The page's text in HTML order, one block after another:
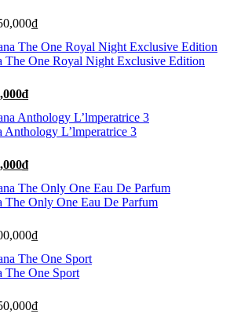
₫
The One Royal Night Exclusive Edition
₫Giá
tại
là:
Anthology L’lmperatrice 3
₫Giá
tại
là:
The Only One Eau De Parfum
₫
The One Sport
₫